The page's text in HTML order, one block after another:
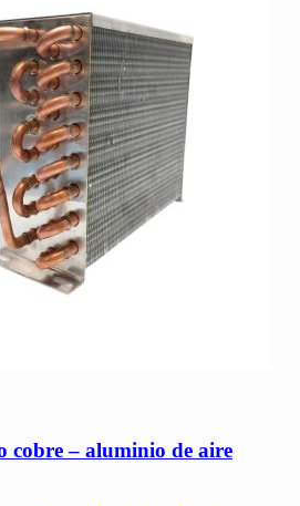
cobre – aluminio de aire